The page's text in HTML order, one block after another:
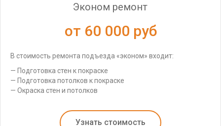
Эконом ремонт
от 60 000 руб
В стоимость ремонта подъезда «эконом» входит:
— Подготовка стен к покраске
— Подготовка потолков к покраске
— Окраска стен и потолков
Узнать стоимость